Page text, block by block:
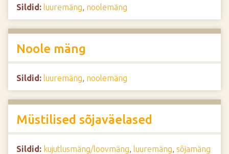
Sildid: luuremäng, noolemäng
Noole mäng
Sildid: luuremäng, noolemäng
Müstilised sõjaväelased
Sildid: kujutlusmäng/loovmäng, luuremäng, sõjamäng